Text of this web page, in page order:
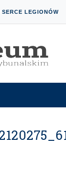
SERCE LEGIONÓW